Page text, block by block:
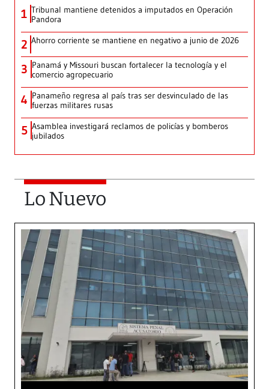
1 Tribunal mantiene detenidos a imputados en Operación
Pandora
2 Ahorro corriente se mantiene en negativo a junio de 2026
3 Panamá y Missouri buscan fortalecer la tecnología y el
comercio agropecuario
4 Panameño regresa al país tras ser desvinculado de las
fuerzas militares rusas
5 Asamblea investigará reclamos de policías y bomberos
jubilados
Lo Nuevo